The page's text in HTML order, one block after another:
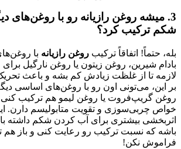
3. میشه روغن رازیانه رو با روغن‌های
شکم ترکیب کرد؟
بله، حتماً! اتفاقاً ترکیب روغن رازیانه با
بادام شیرین، روغن زیتون یا روغن نارگیل
لازمه تا از غلظت زیادش کم بشه و باعث
بر این، می‌تونی اون رو با روغن‌های اساسی
روغن گریپ‌فروت یا روغن لیمو هم ترکیب
خواص چربی‌سوزی و تقویت متابولیسم دارن.
اثربخشی بیشتری برای آب کردن شکم
باشه که نسبت ترکیب رو رعایت کنی و باز
فراموش نکن!